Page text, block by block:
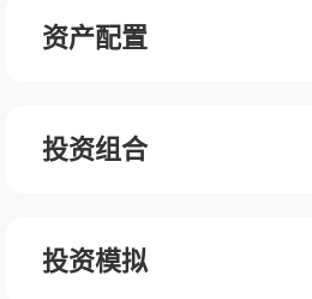
资产配置
投资组合
投资模拟